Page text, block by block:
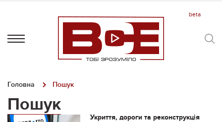
Головна Пошук
Пошук
Укриття, дороги та реконструкція